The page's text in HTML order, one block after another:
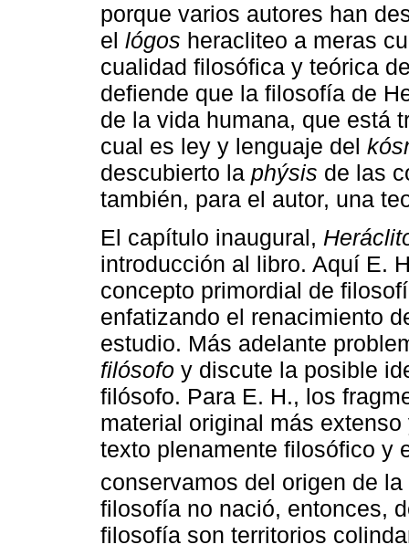
porque varios autores han
el lógos heracliteo a meras
cualidad filosófica y teórica
defiende que la filosofía de
de la vida humana, que está
cual es ley y lenguaje del
descubierto la phýsis de las
también, para el autor, una
El capítulo inaugural,
introducción al libro. Aquí E.
concepto primordial de
enfatizando el renacimiento
estudio. Más adelante
filósofo y discute la posible
filósofo. Para E. H., los
material original más
texto plenamente filosófico y
conservamos del origen de
filosofía no nació, entonces,
filosofía son territorios